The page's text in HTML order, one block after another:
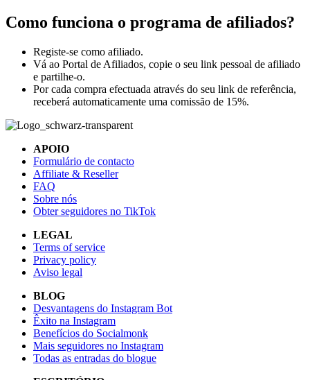
Como funciona o programa de afiliados?
Registe-se como afiliado.
Vá ao Portal de Afiliados, copie o seu link pessoal de afiliado
e partilhe-o.
Por cada compra efectuada através do seu link de referência,
receberá automaticamente uma comissão de 15%.
APOIO
Formulário de contacto
Affiliate & Reseller
FAQ
Sobre nós
Obter seguidores no TikTok
LEGAL
Terms of service
Privacy policy
Aviso legal
BLOG
Desvantagens do Instagram Bot
Êxito na Instagram
Benefícios do Socialmonk
Mais seguidores no Instagram
Todas as entradas do blogue